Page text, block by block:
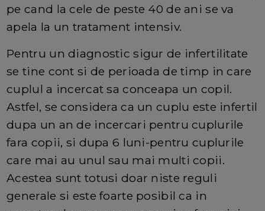
pe cand la cele de peste 40 de ani se va
apela la un tratament intensiv.
Pentru un diagnostic sigur de infertilitate
se tine cont si de perioada de timp in care
cuplul a incercat sa conceapa un copil.
Astfel, se considera ca un cuplu este infertil
dupa un an de incercari pentru cuplurile
fara copii, si dupa 6 luni-pentru cuplurile
care mai au unul sau mai multi copii.
Acestea sunt totusi doar niste reguli
generale si este foarte posibil ca in